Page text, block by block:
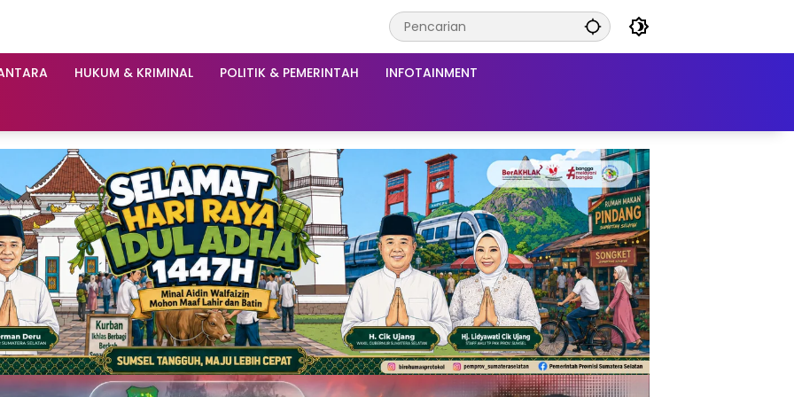
HUKUM & KRIMINAL POLITIK & PEMERINTAH INFOTAINMENT